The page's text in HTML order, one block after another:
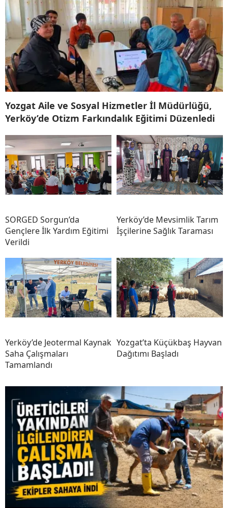
Yozgat Aile ve Sosyal Hizmetler İl Müdürlüğü,
Yerköy’de Otizm Farkındalık Eğitimi Düzenledi
SORGED Sorgun’da
Gençlere İlk Yardım Eğitimi
Verildi
Yerköy’de Mevsimlik Tarım
İşçilerine Sağlık Taraması
Yerköy’de Jeotermal Kaynak
Saha Çalışmaları
Tamamlandı
Yozgat’ta Küçükbaş Hayvan
Dağıtımı Başladı